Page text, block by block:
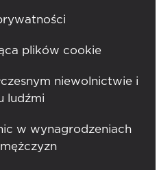
plików cookie
niewolnictwie i
ludźmi
w wynagrodzeniach